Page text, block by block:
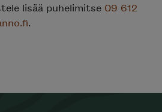
lisää puhelimitse 09 612
.